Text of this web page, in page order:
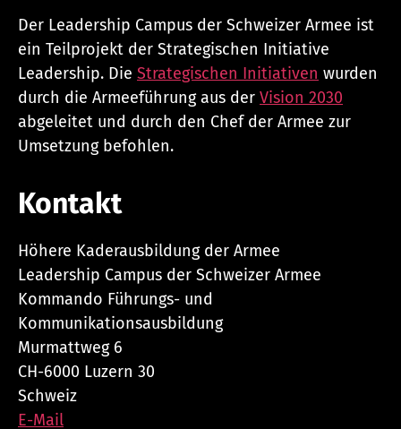
Der Leadership Campus der Schweizer Armee ist
ein Teilprojekt der Strategischen Initiative
Leadership. Die Strategischen Initiativen wurden
durch die Armeeführung aus der Vision 2030
abgeleitet und durch den Chef der Armee zur
Umsetzung befohlen.
Kontakt
Höhere Kaderausbildung der Armee
Leadership Campus der Schweizer Armee
Kommando Führungs- und
Kommunikationsausbildung
Murmattweg 6
CH-6000 Luzern 30
Schweiz
E-Mail